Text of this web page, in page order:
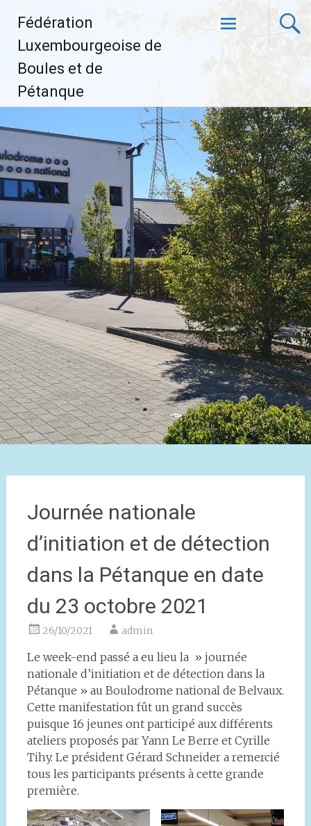
contenu
Fédération
Luxembourgeoise de
Boules et de
Pétanque
Journée nationale
d’initiation et de détection
dans la Pétanque en date
du 23 octobre 2021
26/10/2021 admin
Le week-end passé a eu lieu la » journée
nationale d’initiation et de détection dans la
Pétanque » au Boulodrome national de Belvaux.
Cette manifestation fût un grand succès
puisque 16 jeunes ont participé aux différents
ateliers proposés par Yann Le Berre et Cyrille
Tihy. Le président Gérard Schneider a remercié
tous les participants présents à cette grande
première.